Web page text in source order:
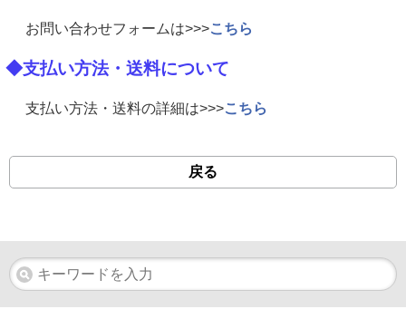
お問い合わせフォームは>>>こちら
◆支払い方法・送料について
支払い方法・送料の詳細は>>>こちら
戻る